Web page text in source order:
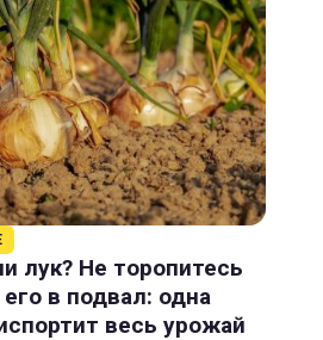
лук? Не торопитесь
в подвал: одна
весь урожай